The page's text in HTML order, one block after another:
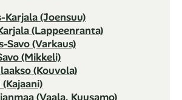
Karjala (Joensuu)
(Lappeenranta)
Savo (Varkaus)
(Mikkeli)
(Kouvola)
(Vaala, Kuusamo)